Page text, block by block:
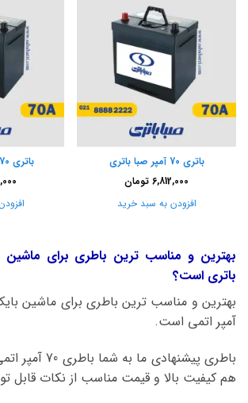
باتری 70 آمپر صبا باتری
6,812,000 تومان
افزودن به سبد خرید
باتری 70 آمپر صبا واریان
بهترین و مناسب ترین باطری برای ماشین
باتری است؟
آمپر اتمی است.
باطری پیشنهادی
هم کیفیت بالا و قیمت مناسب از نکات قابل